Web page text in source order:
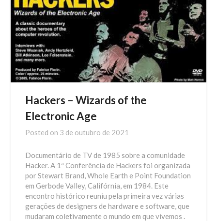
Hackers – Wizards of the
Electronic Age
Posted on 3 de outubro de 2021
Documentário de TV de 1985 sobre a comunidade
Hacker. A 1ª Conferência de Hackers foi organizada
por Stewart Brand, Whole Earth e Point Foundation
em Gerbode Valley, Califórnia, em 1984. Este
encontro histórico reuniu pela primeira vez várias
gerações de designers de hardware e software, que
mudaram coletivamente o mundo em que vivemos .